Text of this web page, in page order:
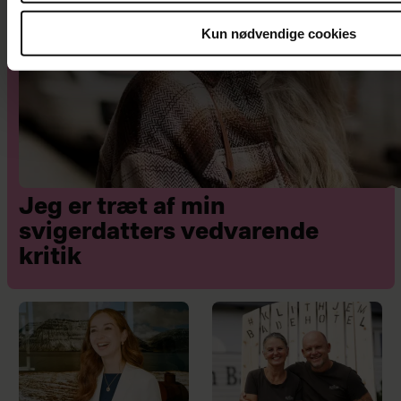
Kun nødvendige cookies
Jeg er træt af min
svigerdatters vedvarende
kritik